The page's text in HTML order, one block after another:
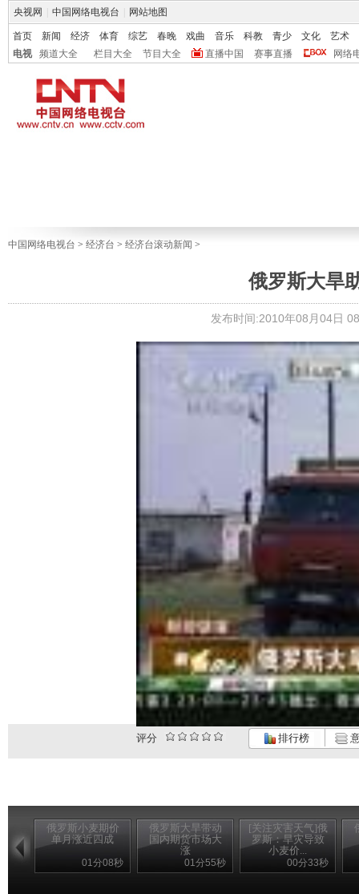
央视网 中国网络电视台 网站地图
首页 新闻 经济 体育 综艺 春晚 戏曲 音乐 科教 青少 文化
艺术
电视
频道大全 栏目大全 节目大全 直播中国 赛事直播 网络
中国网络电视台 > 经济台 > 经济台滚动新闻 >
俄罗斯大旱
发布时间:2010年08月04日
评分 排行榜
俄罗斯小麦期价
单月涨近四成
01分08秒
俄罗斯大旱带动
国内期货市场大
涨
01分55秒
[关注灾害天气]俄
罗斯：旱灾导致
小麦价...
00分33秒